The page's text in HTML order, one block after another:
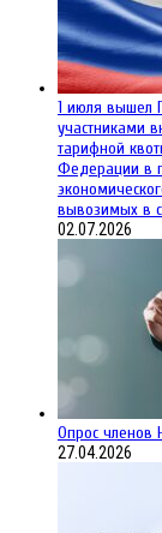
1 июля вышел
участниками
тарифной
Федерации в
вывозимых в
02.07.2026
Опрос членов
27.04.2026